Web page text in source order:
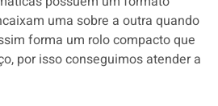
uma sobre a outra quando
forma um rolo compacto que
por isso conseguimos atender a